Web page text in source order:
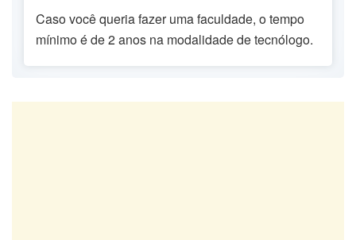
Caso você queria fazer uma faculdade, o tempo
mínimo é de 2 anos na modalidade de tecnólogo.